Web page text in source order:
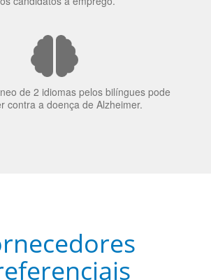
de 2 idiomas pelos bilíngues pode
contra a doença de Alzheimer.
é fornecedora preferencial de
cursos para